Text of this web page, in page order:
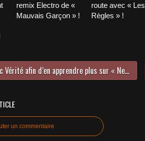
remix Electro de «
Mauvais Garçon » !
route avec « Les
Règles » !
Rencontre avec Vérité afin d’en apprendre plus sur « New Skin » son second album !
un commentaire